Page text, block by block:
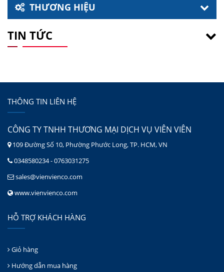
THƯƠNG HIỆU
TIN TỨC
THÔNG TIN LIÊN HỆ
CÔNG TY TNHH THƯƠNG MẠI DỊCH VỤ VIÊN VIÊN
109 Đường Số 10, Phường Phước Long, TP. HCM, VN
0348580234 - 0763031275
sales@vienvienco.com
www.vienvienco.com
HỖ TRỢ KHÁCH HÀNG
Giỏ hàng
Hướng dẫn mua hàng